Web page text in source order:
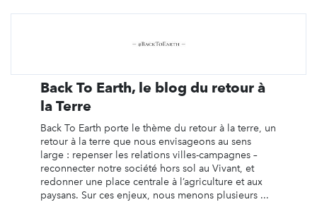
Back To Earth, le blog du retour à
la Terre
Back To Earth porte le thème du retour à la terre, un
retour à la terre que nous envisageons au sens
large : repenser les relations villes-campagnes –
reconnecter notre société hors sol au Vivant, et
redonner une place centrale à l’agriculture et aux
paysans. Sur ces enjeux, nous menons plusieurs ...